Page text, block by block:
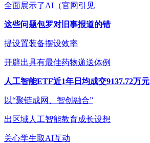
全面展示了AI（官网引见
这些问题包罗对旧事报道的错
提设置装备摆设效率
开辟出具有最佳药物递送体例
人工智能ETF近1年日均成交9137.72万元
以“聚链成网、智创融合”
出区域人工智能教育成长设想
关心学生取AI互动